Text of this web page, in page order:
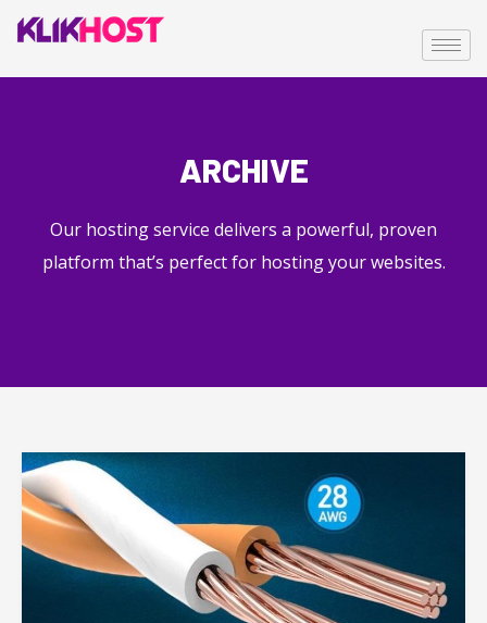
ARCHIVE
Our hosting service delivers a powerful, proven
platform that’s perfect for hosting your websites.